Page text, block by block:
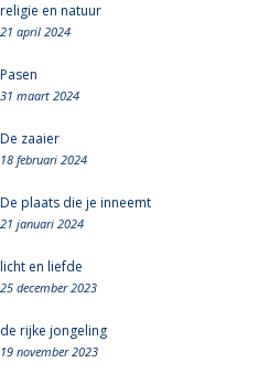
religie en natuur
21 april 2024
Pasen
31 maart 2024
De zaaier
18 februari 2024
De plaats die je inneemt
21 januari 2024
licht en liefde
25 december 2023
de rijke jongeling
19 november 2023